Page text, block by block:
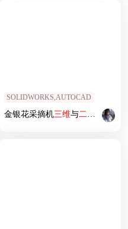
SOLIDWORKS,AUTOCAD
金银花采摘机三维与二维 设计